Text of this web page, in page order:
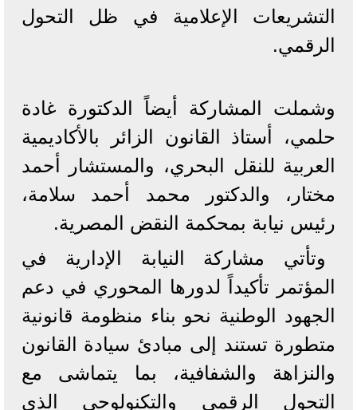
التشريعات الإعلامية في ظل التحول
الرقمي.
وشملت المشاركة أيضاً الدكتورة غادة
حلمي، أستاذ القانون الزائر بالأكاديمية
العربية للنقل البحري، والمستشار أحمد
مختار، والدكتور محمد أحمد سلامة،
رئيس نيابة بمحكمة النقض المصرية.
وتأتي مشاركة النيابة الإدارية في
المؤتمر تأكيداً لدورها المحوري في دعم
الجهود الوطنية نحو بناء منظومة قانونية
متطورة تستند إلى مبادئ سيادة القانون
والنزاهة والشفافية، بما يتماشى مع
التحول الرقمي والتكنولوجي الذي